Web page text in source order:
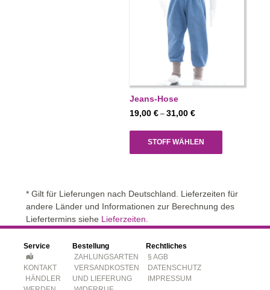
Jeans-Hose
19,00€ –31,00€Preisspanne:
31,00 €
STOFF WÄHLEN
* Gilt für Lieferungen nach Deutschland. Lieferzeiten für
andere Länder und Informationen zur Berechnung des
Liefertermins siehe Lieferzeiten
Service
KONTAKT
HÄNDLER
Bestellung
ZAHLUNGSARTEN
VERSANDKOSTEN
UND LIEFERUNG
Rechtliches
§ AGB
DATENSCHUTZ
IMPRESSUM